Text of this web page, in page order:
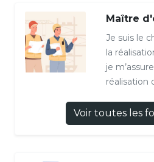
Maître
Je suis le
la
je
réalisation
Voir toutes les